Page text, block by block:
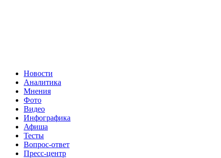
Новости
Аналитика
Мнения
Фото
Видео
Инфографика
Афиша
Тесты
Вопрос-ответ
Пресс-центр